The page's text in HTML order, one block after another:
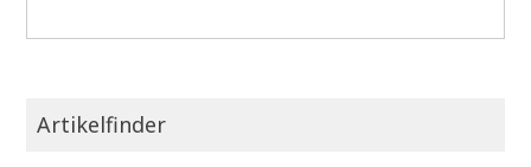
Artikelfinder